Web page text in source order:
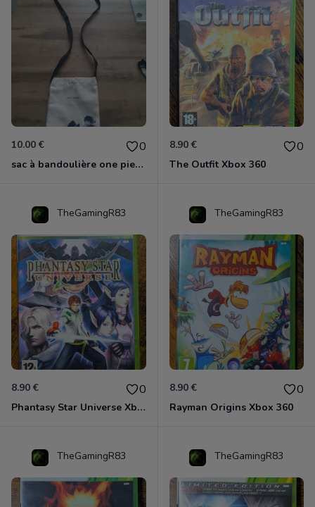
10.00 € 0
sac à bandoulière one piece neuf
8.90 € 0
The Outfit Xbox 360
TheGamingR83
8.90 € 0
Phantasy Star Universe Xbox 360
TheGamingR83
8.90 € 0
Rayman Origins Xbox 360
TheGamingR83 TheGamingR83